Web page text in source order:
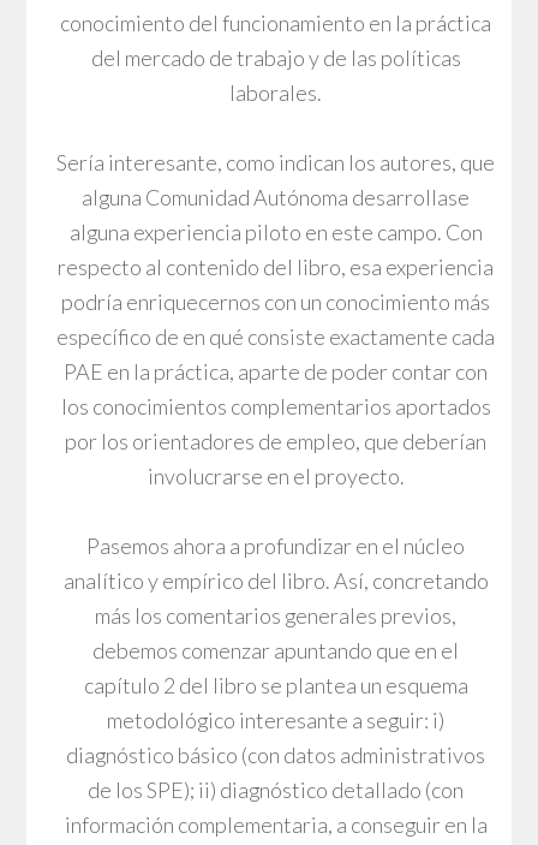
conocimiento del funcionamiento en la práctica
del mercado de trabajo y de las políticas
laborales.
Sería interesante, como indican los autores, que
alguna Comunidad Autónoma desarrollase
alguna experiencia piloto en este campo. Con
respecto al contenido del libro, esa experiencia
podría enriquecernos con un conocimiento más
específico de en qué consiste exactamente cada
PAE en la práctica, aparte de poder contar con
los conocimientos complementarios aportados
por los orientadores de empleo, que deberían
involucrarse en el proyecto.
Pasemos ahora a profundizar en el núcleo
analítico y empírico del libro. Así, concretando
más los comentarios generales previos,
debemos comenzar apuntando que en el
capítulo 2 del libro se plantea un esquema
metodológico interesante a seguir: i)
diagnóstico básico (con datos administrativos
de los SPE); ii) diagnóstico detallado (con
información complementaria, a conseguir en la